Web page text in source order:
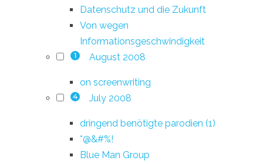
Datenschutz und die Zukunft
Von wegen
Informationsgeschwindigkeit
1 August 2008
on screenwriting
4 July 2008
dringend benötigte parodien (1)
*@&#%!
Blue Man Group